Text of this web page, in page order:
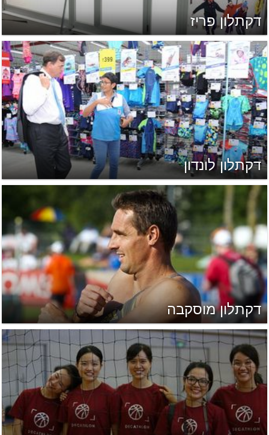
דקתלון פריז
דקתלון לונדון
דקתלון מוסקבה